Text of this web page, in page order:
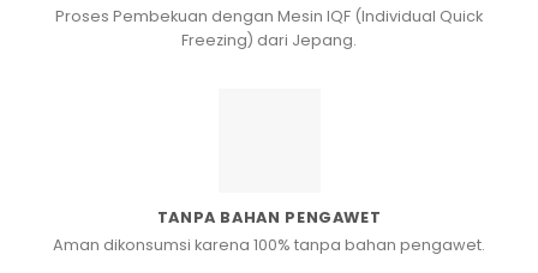
Proses Pembekuan dengan Mesin IQF (Individual Quick
Freezing) dari Jepang.
TANPA BAHAN PENGAWET
Aman dikonsumsi karena 100% tanpa bahan pengawet.